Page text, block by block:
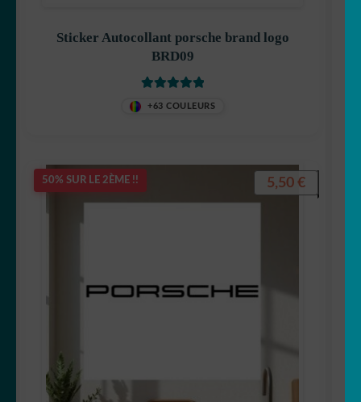
Sticker Autocollant porsche brand logo
BRD09
+63 COULEURS
50% SUR LE 2ÈME !! 5,50 €